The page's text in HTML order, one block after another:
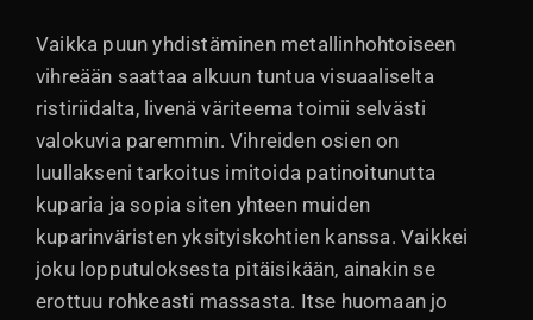
Vaikka puun yhdistäminen metallinhohtoiseen
vihreään saattaa alkuun tuntua visuaaliselta
ristiriidalta, livenä väriteema toimii selvästi
valokuvia paremmin. Vihreiden osien on
luullakseni tarkoitus imitoida patinoitunutta
kuparia ja sopia siten yhteen muiden
kuparinväristen yksityiskohtien kanssa. Vaikkei
joku lopputuloksesta pitäisikään, ainakin se
erottuu rohkeasti massasta. Itse huomaan jo